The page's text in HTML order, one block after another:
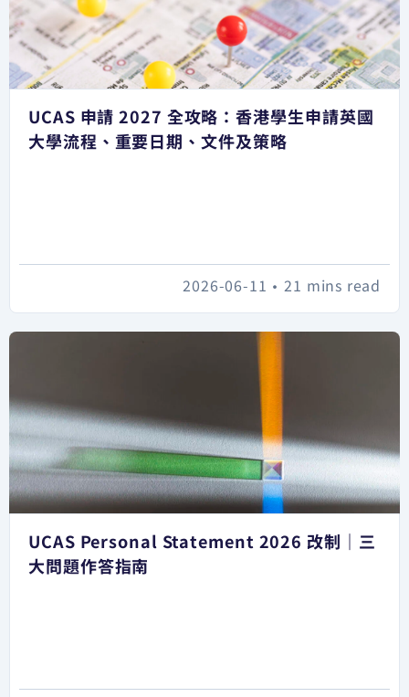
UCAS 申請 2027 全攻略：香港學生申請英國
大學流程、重要日期、文件及策略
21 mins read
•
2026-06-11
UCAS Personal Statement 2026 改制｜三
大問題作答指南